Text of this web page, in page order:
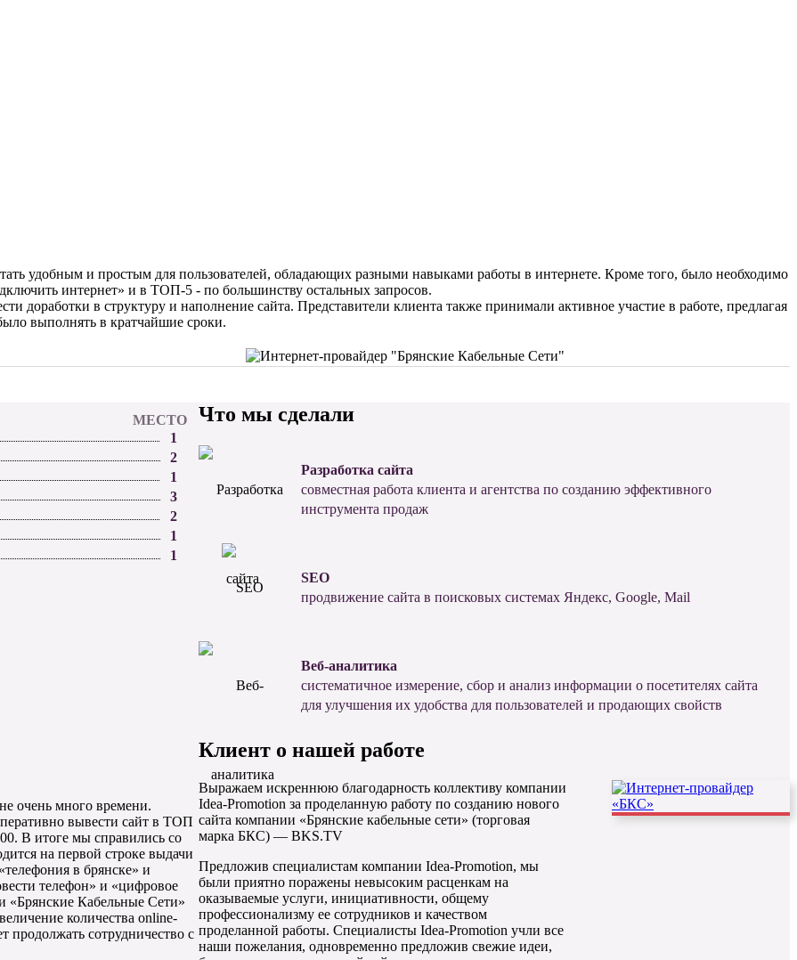
удобным и простым для пользователей, обладающих разными навыками работы в интернете. Кроме того, было необходимо
интернет» и в ТОП-5 - по большинству остальных запросов.
доработки в структуру и наполнение сайта. Представители клиента также принимали активное участие в работе, предлагая
выполнять в кратчайшие сроки.
МЕСТО
1
2
1
3
2
1
1
Что мы сделали
Разработка сайта
совместная работа клиента и агентства по созданию эффективного
инструмента продаж
SEO
продвижение сайта в поисковых системах Яндекс, Google, Mail
Веб-аналитика
систематичное измерение, сбор и анализ информации о посетителях сайта
для улучшения их удобства для пользователей и продающих свойств
очень много времени.
вывести сайт в ТОП
В итоге мы справились со
на первой строке выдачи
в брянске» и
телефон» и «цифровое
«Брянские Кабельные Сети»
количества online-
продолжать сотрудничество с
Клиент о нашей работе
Выражаем искреннюю благодарность коллективу компании
Idea-Promotion за проделанную работу по созданию нового
сайта компании «Брянские кабельные сети» (торговая
марка БКС) — BKS.TV
Предложив специалистам компании Idea-Promotion, мы
были приятно поражены невысоким расценкам на
оказываемые услуги, инициативности, общему
профессионализму ее сотрудников и качеством
проделанной работы. Специалисты Idea-Promotion учли все
наши пожелания, одновременно предложив свежие идеи,